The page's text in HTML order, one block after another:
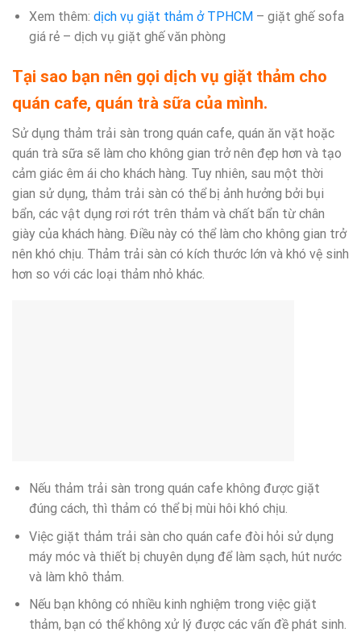
Xem thêm: dịch vụ giặt thảm ở TPHCM– giặt ghế sofa
giá rẻ – dịch vụ giặt ghế văn phòng
Tại sao bạn nên gọi dịch vụ giặt thảm cho
quán cafe, quán trà sữa của mình.
Sử dụng thảm trải sàn trong quán cafe, quán ăn vặt hoặc
quán trà sữa sẽ làm cho không gian trở nên đẹp hơn và tạo
cảm giác êm ái cho khách hàng. Tuy nhiên, sau một thời
gian sử dụng, thảm trải sàn có thể bị ảnh hưởng bởi bụi
bẩn, các vật dụng rơi rớt trên thảm và chất bẩn từ chân
giày của khách hàng. Điều này có thể làm cho không gian trở
nên khó chịu. Thảm trải sàn có kích thước lớn và khó vệ sinh
hơn so với các loại thảm nhỏ khác.
Nếu thảm trải sàn trong quán cafe không được giặt
đúng cách, thì thảm có thể bị mùi hôi khó chịu.
Việc giặt thảm trải sàn cho quán cafe đòi hỏi sử dụng
máy móc và thiết bị chuyên dụng để làm sạch, hút nước
và làm khô thảm.
Nếu bạn không có nhiều kinh nghiệm trong việc giặt
thảm, bạn có thể không xử lý được các vấn đề phát sinh.